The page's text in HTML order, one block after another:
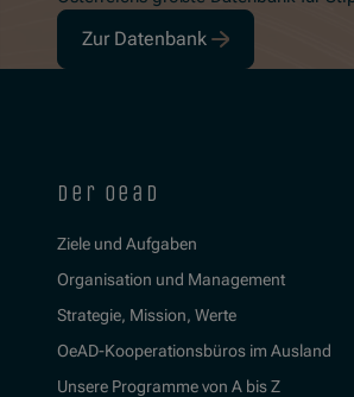
Zur Datenbank
der oead
Ziele und Aufgaben
Organisation und Management
Strategie, Mission, Werte
OeAD-Kooperationsbüros im Ausland
Unsere Programme von A bis Z